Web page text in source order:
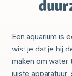
Een aquarium is
wist je dat je bij
maken om water
juiste